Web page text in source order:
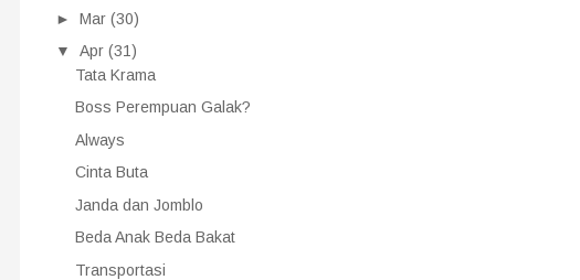
► Mar (30)
▼
Apr (31)
Tata Krama
Boss Perempuan Galak?
Always
Cinta Buta
Janda dan Jomblo
Beda Anak Beda Bakat
Transportasi